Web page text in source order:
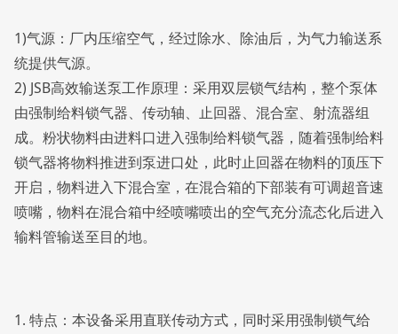
1)气源：厂内压缩空气，经过除水、除油后，为气力输送系
统提供气源。
2) JSB高效输送泵工作原理：采用双层锁气结构，整个泵体
由强制给料锁气器、传动轴、止回器、混合室、射流器组
成。粉状物料由进料口进入强制给料锁气器，随着强制给料
锁气器将物料推进到泵进口处，此时止回器在物料的顶压下
开启，物料进入下混合室，在混合箱的下部装有可调超音速
喷嘴，物料在混合箱中经喷嘴喷出的空气充分流态化后进入
输料管输送至目的地。
1. 特点：本设备采用直联传动方式，同时采用强制锁气给